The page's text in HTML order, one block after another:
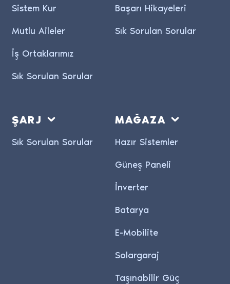
Sistem Kur
Mutlu Aileler
İş Ortaklarımız
Sık Sorulan Sorular
Başarı Hikayeleri
Sık Sorulan Sorular
ŞARJ
Sık Sorulan Sorular
MAĞAZA
Hazır Sistemler
Güneş Paneli
İnverter
Batarya
E-Mobilite
Solargaraj
Taşınabilir Güç